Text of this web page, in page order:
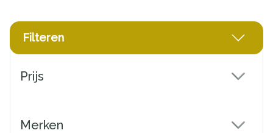
Filteren
Prijs
Merken